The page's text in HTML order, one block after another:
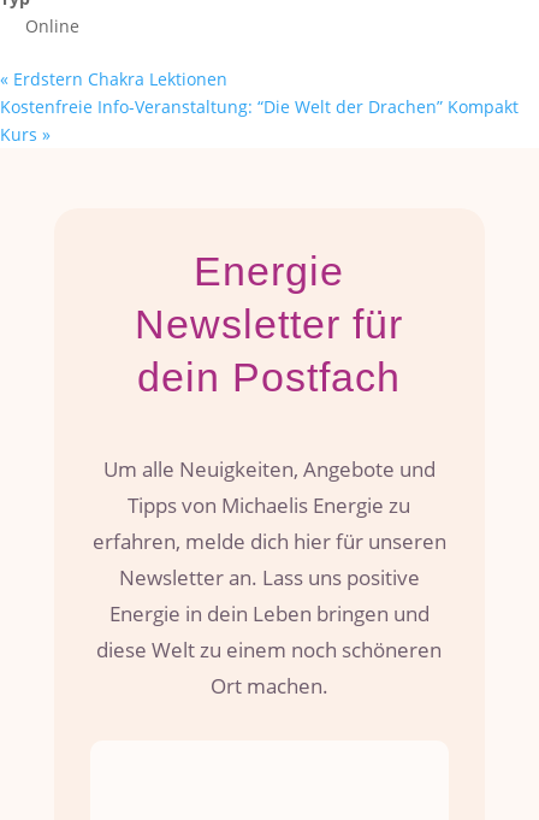
Online
« Erdstern Chakra Lektionen
Kostenfreie Info-Veranstaltung: “Die Welt der Drachen” Kompakt
Kurs »
Energie
Newsletter für
dein Postfach
Um alle Neuigkeiten, Angebote und
Tipps von Michaelis Energie zu
erfahren, melde dich hier für unseren
Newsletter an. Lass uns positive
Energie in dein Leben bringen und
diese Welt zu einem noch schöneren
Ort machen.